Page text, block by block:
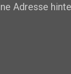
Adresse